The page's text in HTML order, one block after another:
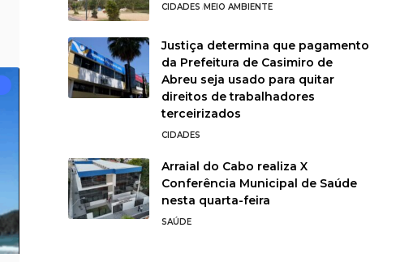
CIDADES MEIO AMBIENTE
Justiça determina que pagamento
da Prefeitura de Casimiro de
Abreu seja usado para quitar
direitos de trabalhadores
terceirizados
CIDADES
Arraial do Cabo realiza X
Conferência Municipal de Saúde
nesta quarta-feira
SAÚDE